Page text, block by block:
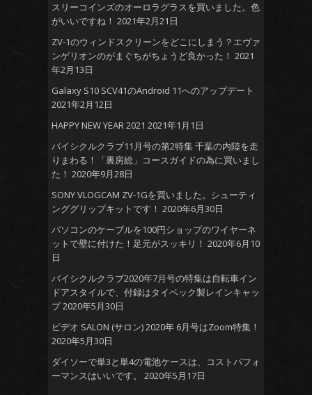
スリーコインズのオーロラグラスを買いました。色
がいいですね！ 2021年2月21日
ZV-1のウィンドスクリーンをどこにしまう？エヴァ
ンゲリオンのがまぐちがちょうど良かった！ 2021
年2月13日
Galaxy S10 SCV41のAndroid 11へのアップデート
2021年2月12日
HAPPY NEW YEAR 2021 2021年1月1日
バイシクルクラブ11月号の第2特集 千葉の内陸を走
りまわる！「裏房総」コースガイドの為に買いまし
た！ 2020年9月28日
SONY VLOGCAM ZV-1Gを買いました。シューティ
ンググリップキットです！ 2020年6月30日
パソコンのケーブルを100円ショップのワイヤーネ
ットで壁に付けた！足元がスッキリ！ 2020年6月10
日
バイシクルクラブ2020年7月号の特集は自転車イン
ドアスタイルで、付録はタイベック製レインキャッ
プ2020年5月30日
ビデオ SALON (サロン) 2020年 6月号はZoom特集！
2020年5月30日
ダイソーで単3と単4の電池ケースは、コストパフォ
ーマンスはいいです。
2020年5月17日